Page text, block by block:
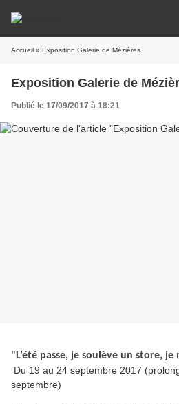
Accueil » Exposition Galerie de Mézières
Exposition Galerie de
Publié le 17/09/2017 à 18:21
"L’été passe, je soulève un store,
Du 19 au 24 septembre 2017
septembre)